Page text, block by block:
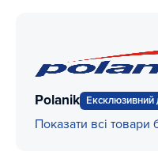
Polanik Ексклюзивний
Показати всі товари